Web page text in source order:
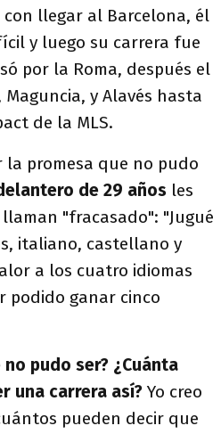
llegar al Barcelona, él
y luego su carrera fue
por la Roma, después el
Maguncia, y Alavés hasta
de la MLS.
promesa que no pudo
de 29 años les
"fracasado": "Jugué
italiano, castellano y
a los cuatro idiomas
podido ganar cinco
pudo ser? ¿Cuánta
una carrera así? Yo creo
pueden decir que